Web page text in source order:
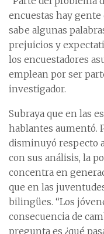
encuestas hay gente
sabe algunas
prejuicios y
los encuestadores
emplean por ser
investigador.
Subraya que en las
hablantes aumentó.
disminuyó respecto
con sus análisis, la
concentra en
que en las
bilingües. “Los
consecuencia de
pregunta es ¿qué